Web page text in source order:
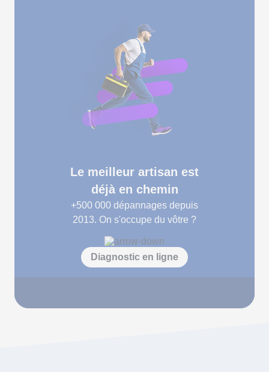
Le meilleur artisan est
déjà en chemin
+500 000 dépannages depuis
2013. On s'occupe du vôtre ?
Diagnostic en ligne